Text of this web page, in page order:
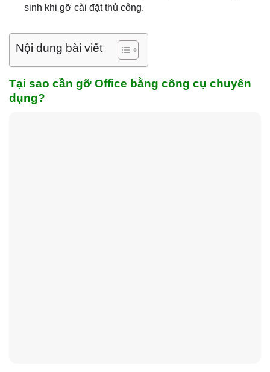
sinh khi gỡ cài đặt thủ công.
Nội dung bài viết
Tại sao cần gỡ Office bằng công cụ chuyên
dụng?